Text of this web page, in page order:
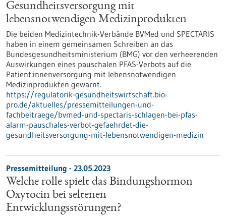
Gesundheitsversorgung mit
lebensnotwendigen Medizinprodukten
Die beiden Medizintechnik-Verbände BVMed und SPECTARIS
haben in einem gemeinsamen Schreiben an das
Bundesgesundheitsministerium (BMG) vor den verheerenden
Auswirkungen eines pauschalen PFAS-Verbots auf die
Patient:innenversorgung mit lebensnotwendigen
Medizinprodukten gewarnt.
https://regulatorik-gesundheitswirtschaft.bio-
pro.de/aktuelles/pressemitteilungen-und-
fachbeitraege/bvmed-und-spectaris-schlagen-bei-pfas-
alarm-pauschales-verbot-gefaehrdet-die-
gesundheitsversorgung-mit-lebensnotwendigen-medizin
Pressemitteilung - 23.05.2023
Welche rolle spielt das Bindungshormon
Oxytocin bei seltenen
Entwicklungsstörungen?